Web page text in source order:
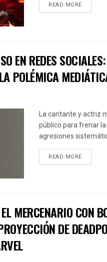
READ MORE
EN REDES
POLÉMICA
La cantante y actriz
público para frenar
agresiones
READ MORE
MERCENARIO CON
DE